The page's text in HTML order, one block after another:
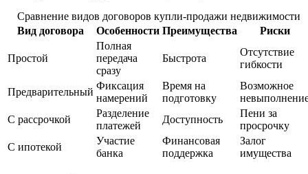
Сравнение видов договоров купли-продажи недвижимости
Вид договора
Особенности Преимущества Риски
Простой
Полная
передача
сразу
Быстрота
Отсутствие
гибкости
Предварительный
Фиксация
намерений
Время на
подготовку
Возможное
С рассрочкой
Разделение
платежей
Доступность
Пени за
просрочку
С ипотекой
Участие
банка
Финансовая
поддержка
Залог
имущества